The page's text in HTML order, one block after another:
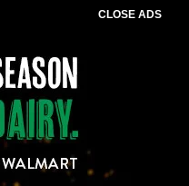
CLOSE ADS